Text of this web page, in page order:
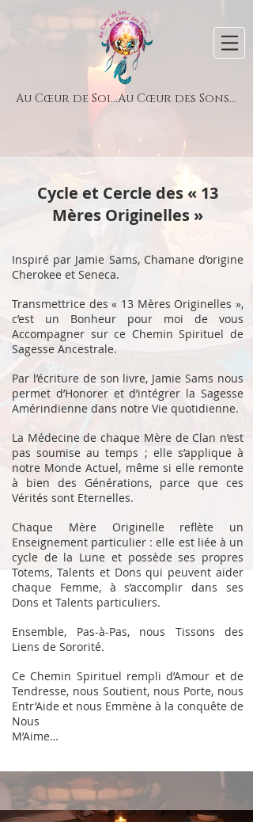
Au Cœur de Soi...Au Cœur des Sons...
Cycle et Cercle des « 13
Mères Originelles »
Inspiré par Jamie Sams, Chamane d’origine
Cherokee et Seneca.
Transmettrice des« 13 Mères Originelles »,
c’est un Bonheur pour moi de vous
Accompagner sur ce Chemin Spirituel de
Sagesse Ancestrale.
Par l’écriture de son livre, Jamie Sams nous
permet d’Honorer et d’intégrer la Sagesse
Amérindienne dans notre Vie quotidienne.
La Médecine de chaque Mère de Clan n’est
pas soumise au temps ; elle s’applique à
notre Monde Actuel, même si elle remonte
à bien des Générations, parce que ces
Vérités sont Eternelles.
Chaque Mère Originelle reflète un
Enseignement particulier : elle est liée à un
cycle de la Lune et possède ses propres
Totems, Talents et Dons qui peuvent aider
chaque Femme, à s’accomplir dans ses
Dons et Talents particuliers.
Ensemble, Pas-à-Pas, nous Tissons des
Liens de Sororité.
Ce Chemin Spirituel rempli d’Amour et de
Tendresse, nous Soutient, nous Porte, nous
Entr’Aide et nous Emmène à la conquête de
Nous
M’Aime…